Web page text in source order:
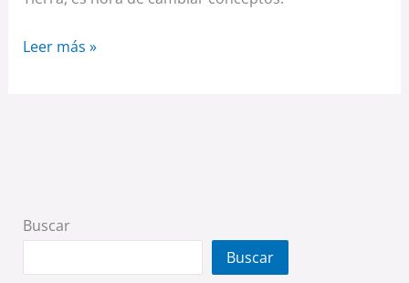
Leer más »
Buscar
Buscar